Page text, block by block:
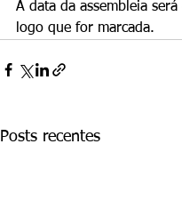
A data da assembleia
logo que for marcada.
Posts recentes